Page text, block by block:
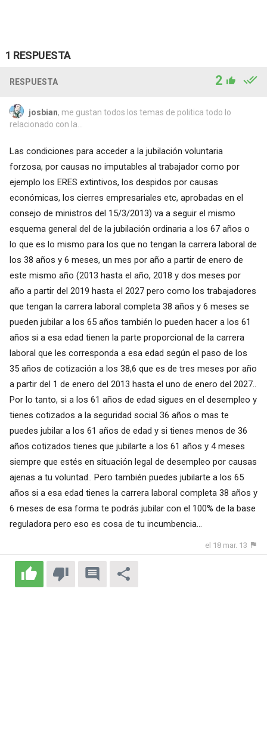
1 RESPUESTA
RESPUESTA 2
josbian, me gustan todos los temas de politica todo lo
relacionado con la...
Las condiciones para acceder a la jubilación voluntaria
forzosa, por causas no imputables al trabajador como por
ejemplo los ERES extintivos, los despidos por causas
económicas, los cierres empresariales etc, aprobadas en el
consejo de ministros del 15/3/2013) va a seguir el mismo
esquema general del de la jubilación ordinaria a los 67 años o
lo que es lo mismo para los que no tengan la carrera laboral de
los 38 años y 6 meses, un mes por año a partir de enero de
este mismo año (2013 hasta el año, 2018 y dos meses por
año a partir del 2019 hasta el 2027 pero como los trabajadores
que tengan la carrera laboral completa 38 años y 6 meses se
pueden jubilar a los 65 años también lo pueden hacer a los 61
años si a esa edad tienen la parte proporcional de la carrera
laboral que les corresponda a esa edad según el paso de los
35 años de cotización a los 38,6 que es de tres meses por año
a partir del 1 de enero del 2013 hasta el uno de enero del 2027..
Por lo tanto, si a los 61 años de edad sigues en el desempleo y
tienes cotizados a la seguridad social 36 años o mas te
puedes jubilar a los 61 años de edad y si tienes menos de 36
años cotizados tienes que jubilarte a los 61 años y 4 meses
siempre que estés en situación legal de desempleo por causas
ajenas a tu voluntad.. Pero también puedes jubilarte a los 65
años si a esa edad tienes la carrera laboral completa 38 años y
6 meses de esa forma te podrás jubilar con el 100% de la base
reguladora pero eso es cosa de tu incumbencia...
el 18 mar. 13